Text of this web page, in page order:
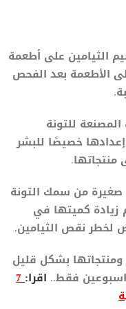
الثيامين على أطعمة
الأطعمة بعد الفحص
للتونة
إعدادها خصيصًا للبشر
منتجاتها.
من سمك التونة
زيادة كميتها في
لخطر نقص الثيامين.
ومنتجاتها بشكل قليل
فقط.. اقرا: 7